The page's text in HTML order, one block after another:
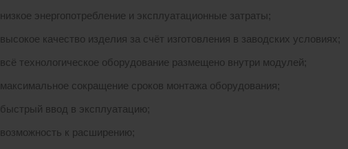
низкое энергопотребление и эксплуатационные затраты;
высокое качество изделия за счёт изготовления в заводских условиях;
всё технологическое оборудование размещено внутри модулей;
максимальное сокращение сроков монтажа оборудования;
быстрый ввод в эксплуатацию;
возможность к расширению;